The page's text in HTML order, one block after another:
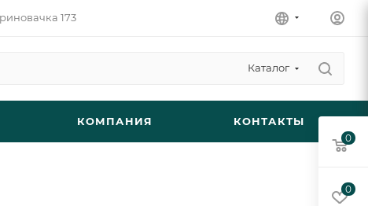
173
Каталог
КОМПАНИЯ КОНТАКТЫ
0
0